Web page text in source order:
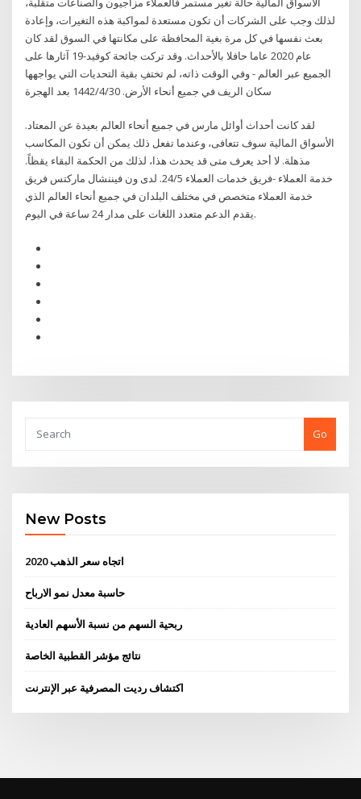
لذلك وجب على الشركات أن تكون مستعدة لمواكبة هذه التغيرات، وإعادة
بعث نفسها في كل مرة بغية المحافظة على مكانتها في السوق لقد كان
عام 2020 عاما حافلا بالأحداث. وقد تركت جائحة كوفيد-19 آثارها على
الجميع عبر العالم - وفي الوقت ذاته، لم تختفِ بقية التحديات التي يواجهها
سكان الريف في جميع أنحاء الأرض. 30‏‏/4‏‏/1442 بعد الهجرة
لقد كانت أحداث أوائل مارس في جميع أنحاء العالم بعيدة عن المعتاد.
الأسواق المالية سوف تتعافى، وعندما تفعل ذلك يمكن أن تكون المكاسب
مذهلة. لا أحد يعرف متى قد يحدث هذا، لذلك من الحكمة البقاء يقظاً.
خدمة العملاء -فريق خدمات العملاء 24/5. لدى ون فيننشال ماركتس فريق
خدمة العملاء متخصص في مختلف البلدان في جميع أنحاء العالم الذي
يقدم الدعم متعدد اللغات على مدار 24 ساعة في اليوم.
Go
New Posts
اتجاه سعر الذهب 2020
حاسبة معدل نمو الارباح
ربحية السهم من نسبة الأسهم العادية
نتائج مؤشر القطبية الخاصة
اكتشاف رديت المصرفية عبر الإنترنت